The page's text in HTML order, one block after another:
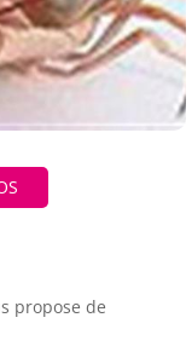
propose de